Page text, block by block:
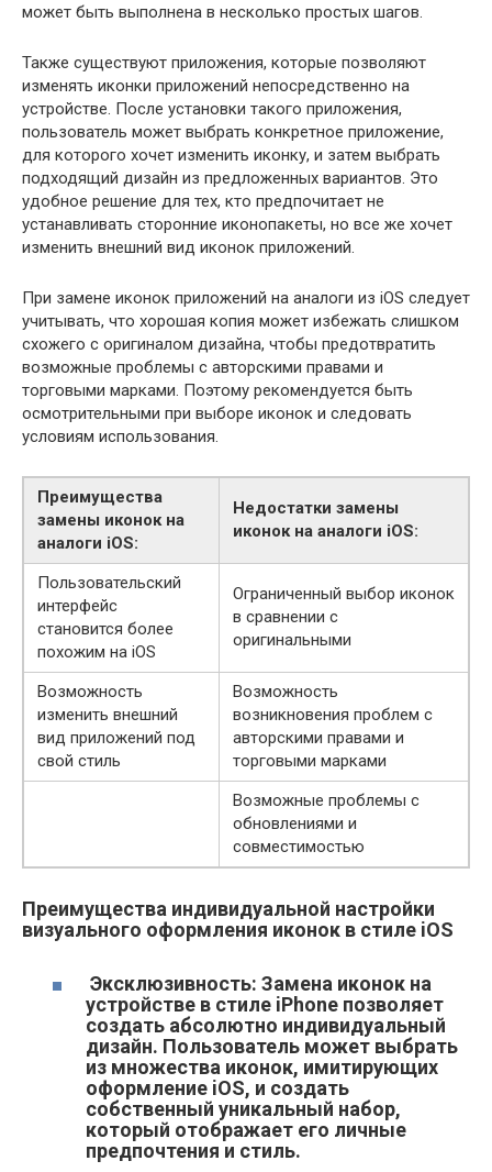
может быть выполнена в несколько простых шагов.
Также существуют приложения, которые позволяют
изменять иконки приложений непосредственно на
устройстве. После установки такого приложения,
пользователь может выбрать конкретное приложение,
для которого хочет изменить иконку, и затем выбрать
подходящий дизайн из предложенных вариантов. Это
удобное решение для тех, кто предпочитает не
устанавливать сторонние иконопакеты, но все же хочет
изменить внешний вид иконок приложений.
При замене иконок приложений на аналоги из iOS следует
учитывать, что хорошая копия может избежать слишком
схожего с оригиналом дизайна, чтобы предотвратить
возможные проблемы с авторскими правами и
торговыми марками. Поэтому рекомендуется быть
осмотрительными при выборе иконок и следовать
условиям использования.
Преимущества
замены иконок на
аналоги iOS:
Недостатки замены
иконок на аналоги iOS:
Пользовательский
интерфейс
становится более
похожим на iOS
Ограниченный выбор иконок
в сравнении с
оригинальными
Возможность
изменить внешний
вид приложений под
свой стиль
Возможность
возникновения проблем с
авторскими правами и
торговыми марками
Возможные проблемы с
обновлениями и
совместимостью
Преимущества индивидуальной настройки
визуального оформления иконок в стиле iOS
Эксклюзивность: Замена иконок на
устройстве в стиле iPhone позволяет
создать абсолютно индивидуальный
дизайн. Пользователь может выбрать
из множества иконок, имитирующих
оформление iOS, и создать
собственный уникальный набор,
который отображает его личные
предпочтения и стиль.